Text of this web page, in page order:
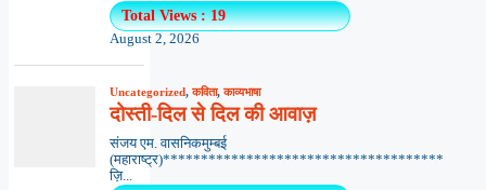
Total Views : 19
August 2, 2026
Uncategorized,कविता,काव्यभाषा
दोस्ती-दिल से दिल की आवाज़
संजय एम. वासनिकमुम्बई
(महाराष्ट्र)*************************************
ज़ि...